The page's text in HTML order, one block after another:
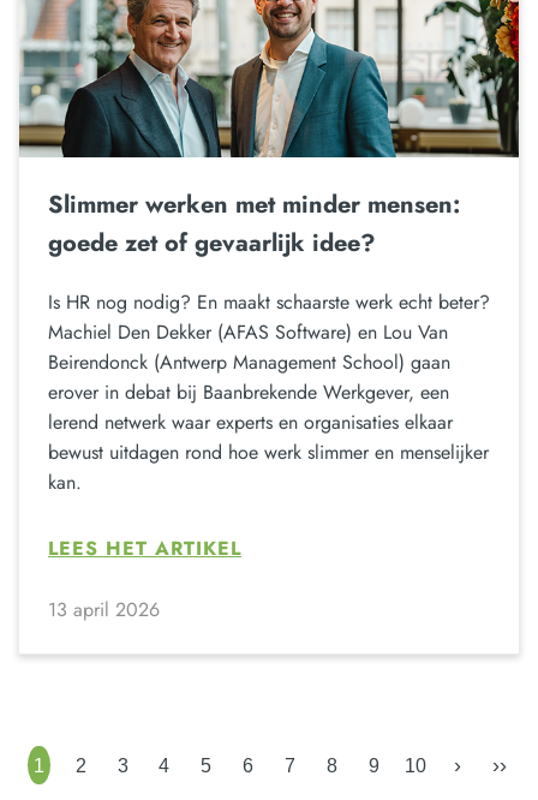
Slimmer werken met minder mensen:
goede zet of gevaarlijk idee?
Is HR nog nodig? En maakt schaarste werk echt beter?
Machiel Den Dekker (AFAS Software) en Lou Van
Beirendonck (Antwerp Management School) gaan
erover in debat bij Baanbrekende Werkgever, een
lerend netwerk waar experts en organisaties elkaar
bewust uitdagen rond hoe werk slimmer en menselijker
kan.
LEES HET ARTIKEL
13 april 2026
1 2 3 4 5 6 7 8 9 10 › ››